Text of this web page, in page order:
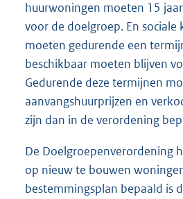
huurwoningen moeten 15
voor de doelgroep. En
moeten gedurende een
beschikbaar moeten blijven
Gedurende deze termijnen
aanvangshuurprijzen en
zijn dan in de verordening
De Doelgroepenverordening
op nieuw te bouwen
bestemmingsplan bepaald is